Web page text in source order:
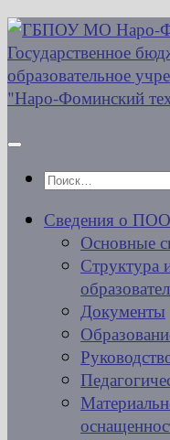
Перейти
к
содержимому
Найти:
Сведения о
Основные
Структура
Документы